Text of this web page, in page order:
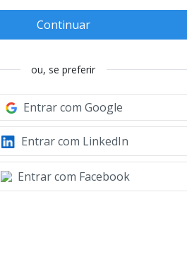
Continuar
ou, se preferir
Entrar com Google
Entrar com LinkedIn
Entrar com Facebook